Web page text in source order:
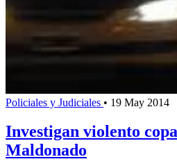
Policiales y Judiciales • 19 May 2014
Investigan violento
Maldonado